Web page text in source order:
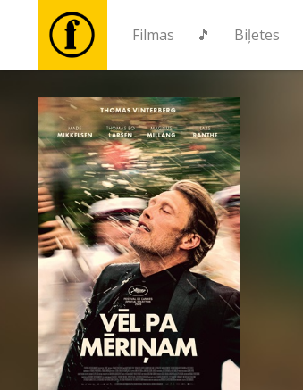
Filmas 🎵 Biļetes
Filmas
🎵
Biļetes
Kultūra
Pasākumi
Ziņas